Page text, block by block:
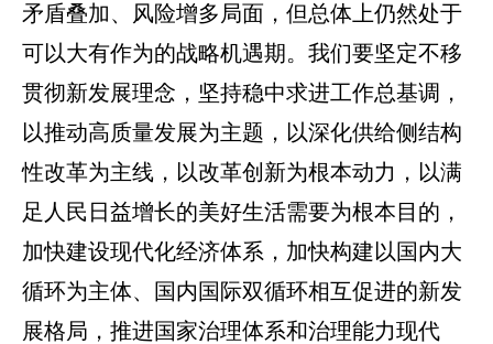
矛盾叠加、风险增多局面，但总体上仍然处于
可以大有作为的战略机遇期。我们要坚定不移
贯彻新发展理念，坚持稳中求进工作总基调，
以推动高质量发展为主题，以深化供给侧结构
性改革为主线，以改革创新为根本动力，以满
足人民日益增长的美好生活需要为根本目的，
加快建设现代化经济体系，加快构建以国内大
循环为主体、国内国际双循环相互促进的新发
展格局，推进国家治理体系和治理能力现代